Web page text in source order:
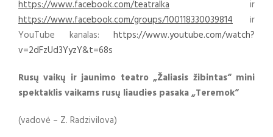
https://www.facebook.com/teatralka ir
https://www.facebook.com/groups/100118330039814 ir
YouTube kanalas: https://www.youtube.com/watch?
v=2dFzUd3YyzY&t=68s
Rusų vaikų ir jaunimo teatro „Žaliasis žibintas“ mini
spektaklis vaikams rusų liaudies pasaka „Teremok“
(vadovė – Z. Radzivilova)